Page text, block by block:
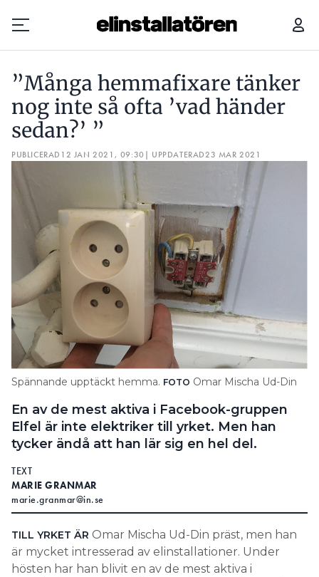
Prenumerera
Hantera prenumeration
Lediga jobb
Annonsera
Läs E-tidningen
Om tidningen
Kontakt
Personuppgifter
Search for:
SEARCH
”Många hemmafixare tänker
nog inte så ofta ’vad händer
sedan?’ ”
PUBLICERAD 12 JAN 2021, 09:30 | UPPDATERAD23 MAR 2021
Spännande upptäckt hemma. FOTO Omar Mischa Ud-Din
En av de mest aktiva i Facebook-gruppen
Elfel är inte elektriker till yrket. Men han
tycker ändå att han lär sig en hel del.
TEXT
MARIE GRANMAR
marie.granmar@in.se
TILL YRKET ÄR Omar Mischa Ud-Din präst, men han
är mycket intresserad av elinstallationer. Under
hösten har han blivit en av de mest aktiva i
LÅT